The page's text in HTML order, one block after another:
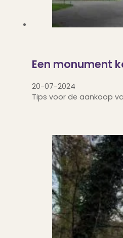
Een monument
20-07-2024
Tips voor de aankoop